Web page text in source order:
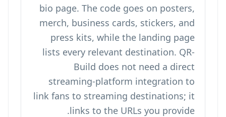
bio page. The code goes on posters,
merch, business cards, stickers, and
press kits, while the landing page
lists every relevant destination. QR-
Build does not need a direct
streaming-platform integration to
link fans to streaming destinations; it
links to the URLs you provide.